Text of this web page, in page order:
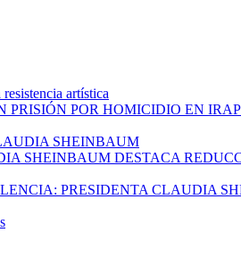
artística
PRISIÓN POR HOMICIDIO EN
SHEINBAUM
SHEINBAUM DESTACA
PRESIDENTA CLAUDIA